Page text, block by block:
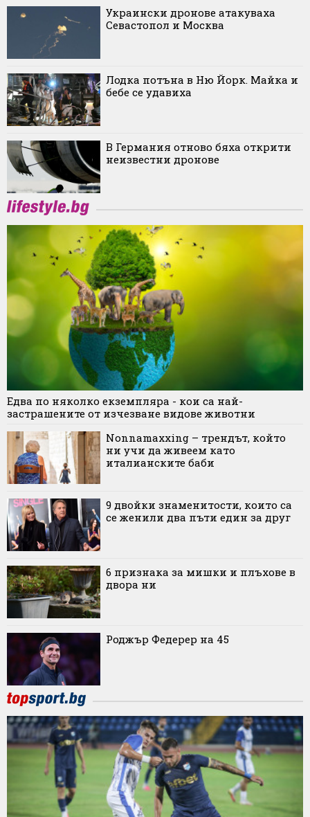
Украински дронове атакуваха
Севастопол и Москва
Лодка потъна в Ню Йорк. Майка и
бебе се удавиха
В Германия отново бяха открити
неизвестни дронове
Едва по няколко екземпляра - кои са най-
застрашените от изчезване видове животни
Nonnamaxxing – трендът, който
ни учи да живеем като
италианските баби
9 двойки знаменитости, които са
се женили два пъти един за друг
6 признака за мишки и плъхове в
двора ни
Роджър Федерер на 45